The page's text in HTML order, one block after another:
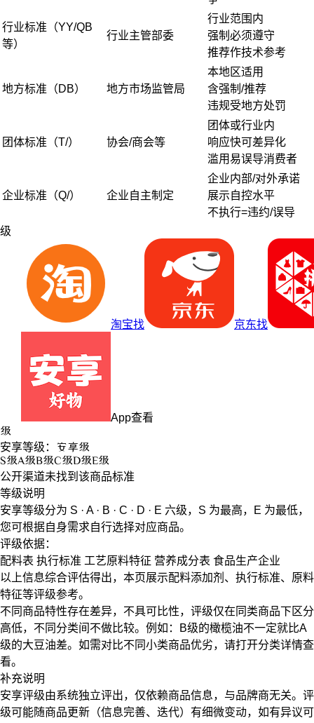
行业标准（YY/QB
等）
行业主管部委
行业范围内
强制必须遵守
推荐作技术参考
地方标准（DB） 地方市场监管局
本地区适用
含强制/推荐
违规受地方处罚
团体标准（T/） 协会/商会等
团体或行业内
响应快可差异化
滥用易误导消费者
企业标准（Q/） 企业自主制定
企业内部/对外承诺
展示自控水平
不执行=违约/误导
级
淘宝找 京东找
App查看
级
安享等级： 安享级
S级A级B级C级D级E级
公开渠道未找到该商品标准
等级说明
安享等级分为 S · A · B · C · D · E 六级， S 为最高， E 为最低，
您可根据自身需求自行选择对应商品。
评级依据：
配料表 执行标准 工艺原料特征 营养成分表 食品生产企业
以上信息综合评估得出，本页展示配料添加剂 、 执行标准、 原料
特征等评级参考。
不同商品特性存在差异，不具可比性，评级仅在 同类商品下区分
高低，不同分类间不做比较。例如：B级的橄榄油不一定就比A
级的大豆油差。如需对比不同小类商品优劣，请打开分类详情查
看。
补充说明
安享评级由系统独立评出，仅依赖商品信息， 与品牌商无关。评
级可能随商品更新（信息完善、迭代）有细微变动，如有异议可